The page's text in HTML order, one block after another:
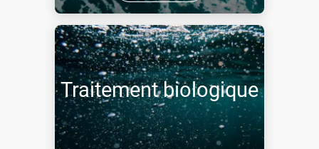
Traitement biologique